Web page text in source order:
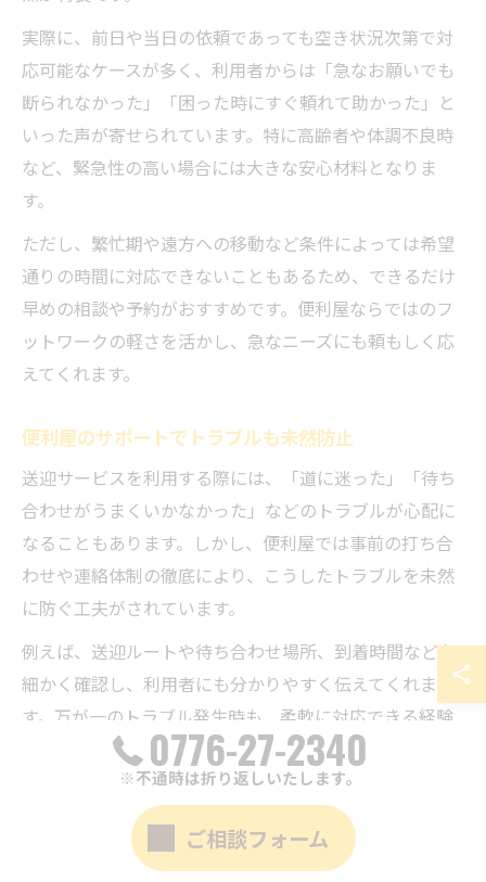
実際に、前日や当日の依頼であっても空き状況次第で対
応可能なケースが多く、利用者からは「急なお願いでも
断られなかった」「困った時にすぐ頼れて助かった」と
いった声が寄せられています。特に高齢者や体調不良時
など、緊急性の高い場合には大きな安心材料となりま
す。
ただし、繁忙期や遠方への移動など条件によっては希望
通りの時間に対応できないこともあるため、できるだけ
早めの相談や予約がおすすめです。便利屋ならではのフ
ットワークの軽さを活かし、急なニーズにも頼もしく応
えてくれます。
便利屋のサポートでトラブルも未然防止
送迎サービスを利用する際には、「道に迷った」「待ち
合わせがうまくいかなかった」などのトラブルが心配に
なることもあります。しかし、便利屋では事前の打ち合
わせや連絡体制の徹底により、こうしたトラブルを未然
に防ぐ工夫がされています。
例えば、送迎ルートや待ち合わせ場所、到着時間などを
細かく確認し、利用者にも分かりやすく伝えてくれま
す。万が一のトラブル発生時も、柔軟に対応できる経験
豊富なスタッフがいるため、安心して任せられるのが特
また、秘密厳守や個人情報保護の観点からも、便利屋は
信頼性の高いサービスを提供しています。利用者の立場
0776-27-2340
※不通時は折り返しいたします。
ご相談フォーム